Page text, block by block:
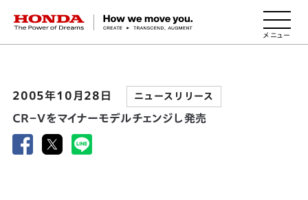
HONDA The Power of Dreams
2005年10月28日 ニュースリリース
ＣＲ－Ｖをマイナーモデルチェンジし発売